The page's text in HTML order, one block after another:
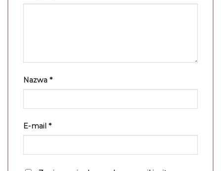
Nazwa *
E-mail *